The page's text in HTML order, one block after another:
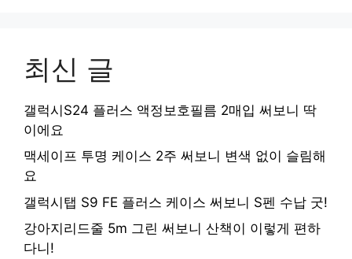
최신 글
갤럭시S24 플러스 액정보호필름 2매입 써보니 딱
이에요
맥세이프 투명 케이스 2주 써보니 변색 없이 슬림해
요
갤럭시탭 S9 FE 플러스 케이스 써보니 S펜 수납 굿!
강아지리드줄 5m 그린 써보니 산책이 이렇게 편하
다니!